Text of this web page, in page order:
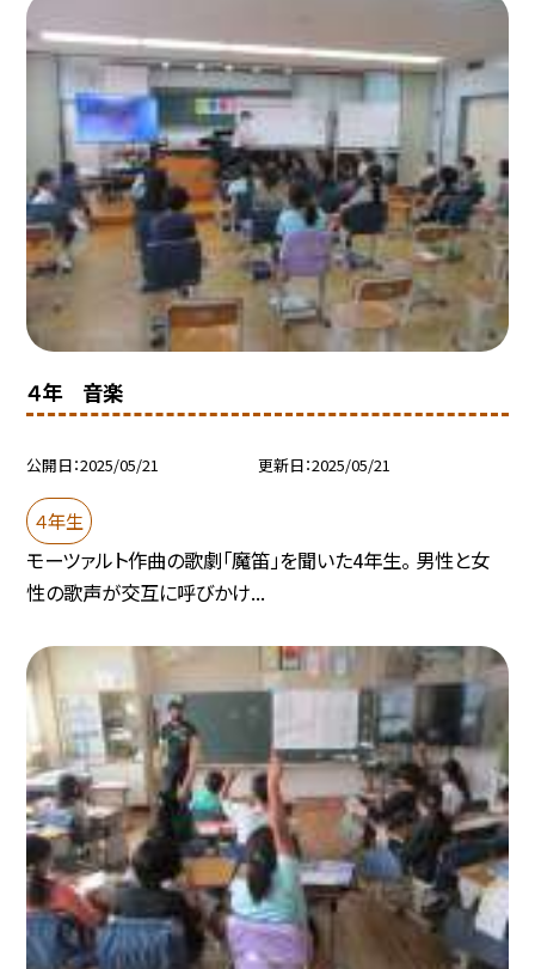
４年 音楽
公開日 2025/05/21 更新日 2025/05/21
４年生
モーツァルト作曲の歌劇「魔笛」を聞いた4年生。 男性と女
性の歌声が交互に呼びかけ...